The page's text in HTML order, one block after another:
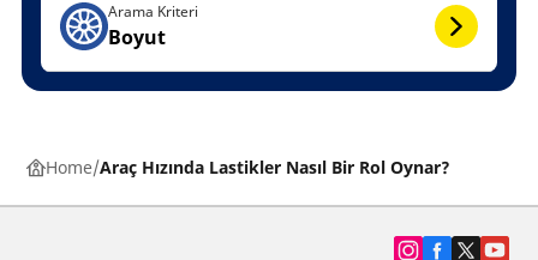
Arama Kriteri
Boyut
Home Araç Hızında Lastikler Nasıl Bir Rol Oynar?